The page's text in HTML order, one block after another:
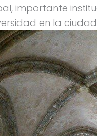
importante
en la